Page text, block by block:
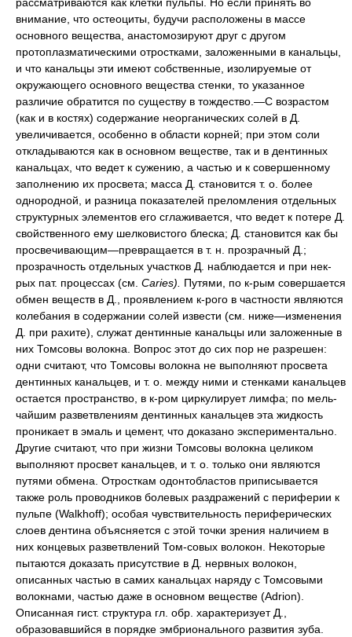
внимание, что остеоциты, будучи расположены в массе
основного вещества, анастомозируют друг с другом
протоплазматическими отростками, заложенными в канальцы,
и что канальцы эти имеют собственные, изолируемые от
окружающего основного вещества стенки, то указанное
различие обратится по существу в тождество.—С возрастом
(как и в костях) содержание неорганических солей в Д.
увеличивается, особенно в области корней; при этом соли
откладываются как в основном веществе, так и в дентинных
канальцах, что ведет к сужению, а частью и к совершенному
заполнению их просвета; масса Д. становится т. о. более
однородной, и разница показателей преломления отдельных
структурных элементов его сглаживается, что ведет к потере Д.
свойственного ему шелковистого блеска; Д. становится как бы
просвечивающим—превращается в т. н. прозрачный Д.;
прозрачность отдельных участков Д. наблюдается и при нек-
рых пат. процессах (см. Caries).
Путями, по к-рым совершается
обмен веществ в Д., проявлением к-рого в частности являются
колебания в содержании солей извести (см. ниже—изменения
Д. при рахите), служат дентинные канальцы или заложенные в
них Томсовы волокна. Вопрос этот до сих пор не разрешен:
одни считают, что Томсовы волокна не выполняют просвета
дентинных канальцев, и т. о. между ними и стенками канальцев
остается пространство, в к-ром циркулирует лимфа; по мель-
чайшим разветвлениям дентинных канальцев эта жидкость
проникает в эмаль и цемент, что доказано экспериментально.
Другие считают, что при жизни Томсовы волокна целиком
выполняют просвет канальцев, и т. о. только они являются
путями обмена. Отросткам одонтобластов приписывается
также роль проводников болевых раздражений с периферии к
пульпе (Walkhoff); особая чувствительность периферических
слоев дентина объясняется с этой точки зрения наличием в
них концевых разветвлений Том-совых волокон. Некоторые
пытаются доказать присутствие в Д. нервных волокон,
описанных частью в самих канальцах наряду с Томсовыми
волокнами, частью даже в основном веществе (Adrion).
Описанная гист. структура гл. обр. характеризует Д.,
образовавшийся в порядке эмбрионального развития зуба.